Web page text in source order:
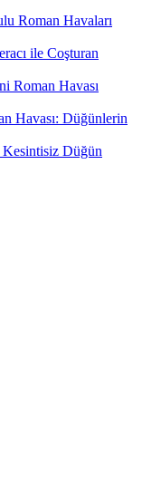
Roman Havaları
ile Coşturan
Roman Havası
Havası: Düğünlerin
Kesintisiz Düğün